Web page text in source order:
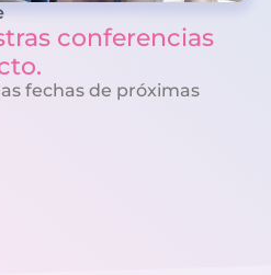
conferencias
fechas de próximas